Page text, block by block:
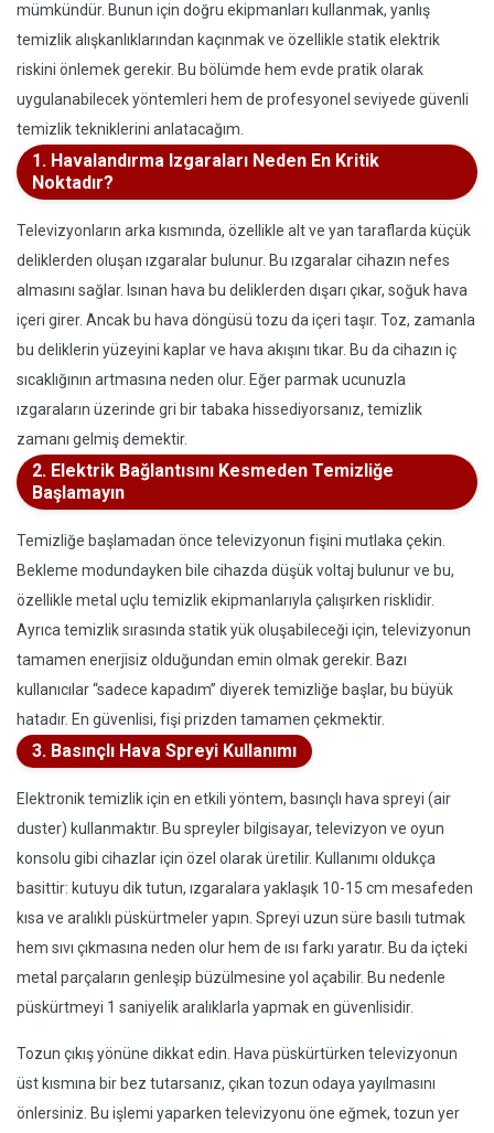
mümkündür. Bunun için doğru ekipmanları kullanmak, yanlış
temizlik alışkanlıklarından kaçınmak ve özellikle statik elektrik
riskini önlemek gerekir. Bu bölümde hem evde pratik olarak
uygulanabilecek yöntemleri hem de profesyonel seviyede güvenli
temizlik tekniklerini anlatacağım.
1. Havalandırma Izgaraları Neden En Kritik
Noktadır?
Televizyonların arka kısmında, özellikle alt ve yan taraflarda küçük
deliklerden oluşan ızgaralar bulunur. Bu ızgaralar cihazın nefes
almasını sağlar. Isınan hava bu deliklerden dışarı çıkar, soğuk hava
içeri girer. Ancak bu hava döngüsü tozu da içeri taşır. Toz, zamanla
bu deliklerin yüzeyini kaplar ve hava akışını tıkar. Bu da cihazın iç
sıcaklığının artmasına neden olur. Eğer parmak ucunuzla
ızgaraların üzerinde gri bir tabaka hissediyorsanız, temizlik
zamanı gelmiş demektir.
2. Elektrik Bağlantısını Kesmeden Temizliğe
Başlamayın
Temizliğe başlamadan önce televizyonun fişini mutlaka çekin.
Bekleme modundayken bile cihazda düşük voltaj bulunur ve bu,
özellikle metal uçlu temizlik ekipmanlarıyla çalışırken risklidir.
Ayrıca temizlik sırasında statik yük oluşabileceği için, televizyonun
tamamen enerjisiz olduğundan emin olmak gerekir. Bazı
kullanıcılar “sadece kapadım” diyerek temizliğe başlar, bu büyük
hatadır. En güvenlisi, fişi prizden tamamen çekmektir.
3. Basınçlı Hava Spreyi Kullanımı
Elektronik temizlik için en etkili yöntem, basınçlı hava spreyi (air
duster) kullanmaktır. Bu spreyler bilgisayar, televizyon ve oyun
konsolu gibi cihazlar için özel olarak üretilir. Kullanımı oldukça
basittir: kutuyu dik tutun, ızgaralara yaklaşık 10-15 cm mesafeden
kısa ve aralıklı püskürtmeler yapın. Spreyi uzun süre basılı tutmak
hem sıvı çıkmasına neden olur hem de ısı farkı yaratır. Bu da içteki
metal parçaların genleşip büzülmesine yol açabilir. Bu nedenle
püskürtmeyi 1 saniyelik aralıklarla yapmak en güvenlisidir.
Tozun çıkış yönüne dikkat edin. Hava püskürtürken televizyonun
üst kısmına bir bez tutarsanız, çıkan tozun odaya yayılmasını
önlersiniz. Bu işlemi yaparken televizyonu öne eğmek, tozun yer